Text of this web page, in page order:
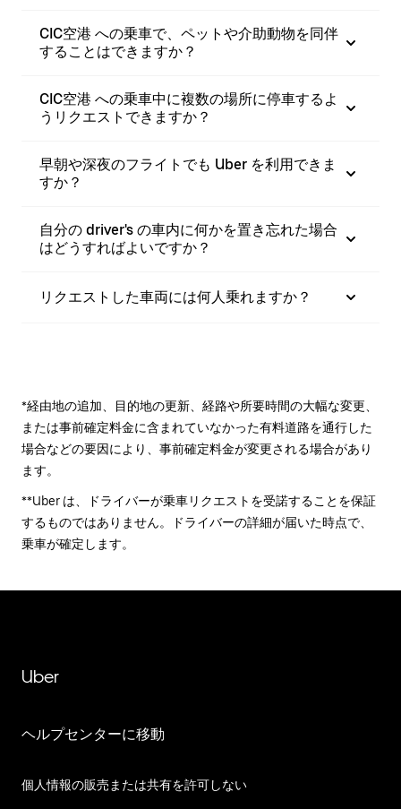
CIC空港 への乗車で、ペットや介助動物を同伴
することはできますか？
CIC空港 への乗車中に複数の場所に停車するよ
うリクエストできますか？
早朝や深夜のフライトでも Uber を利用できま
すか？
自分の driver's の車内に何かを置き忘れた場合
はどうすればよいですか？
リクエストした車両には何人乗れますか？
*経由地の追加、目的地の更新、経路や所要時間の大幅な変更、
または事前確定料金に含まれていなかった有料道路を通行した
場合などの要因により、事前確定料金が変更される場合があり
ます。
**Uber は、ドライバーが乗車リクエストを受諾することを保証
するものではありません。ドライバーの詳細が届いた時点で、
乗車が確定します。
Uber
ヘルプセンターに移動
個人情報の販売または共有を許可しない